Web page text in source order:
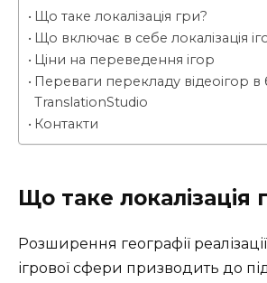
Що таке локалізація гри?
Що включає в себе локалізація
Ціни на переведення ігор
Переваги перекладу відеоігор
TranslationStudio
Контакти
Що таке локалізація
Розширення географії
ігрової сфери призводить до